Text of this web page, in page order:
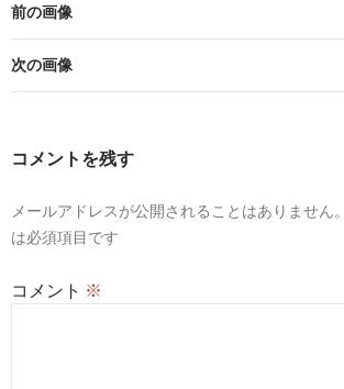
前の画像
次の画像
コメントを残す
メールアドレスが公開されることはありません。
は必須項目です
コメント ※